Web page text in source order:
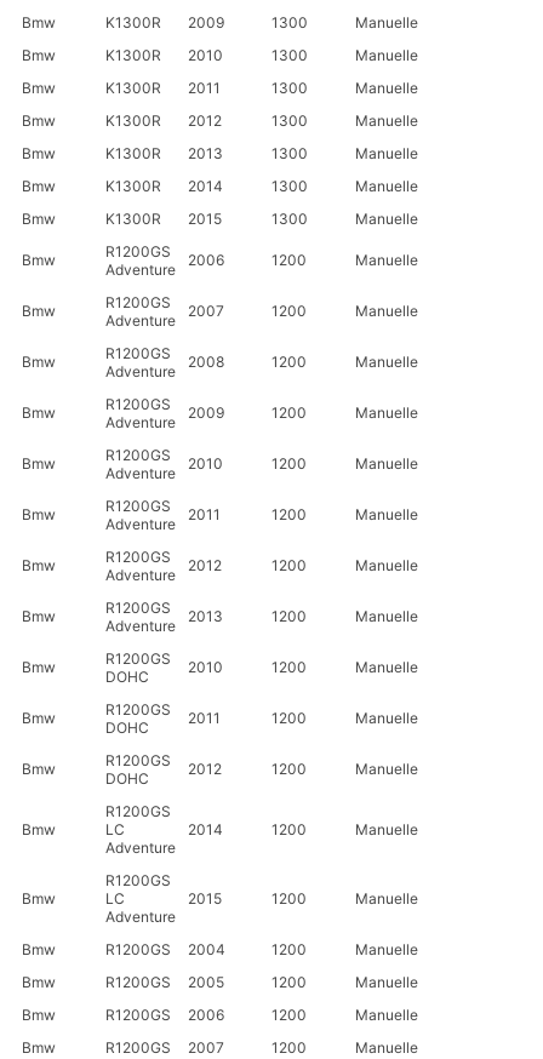
Bmw K1300R 2009 1300
Manuelle
Bmw
K1300R 2010 1300
Manuelle
Bmw
K1300R 2011 1300
Manuelle
Bmw
K1300R 2012 1300
Manuelle
Bmw
K1300R 2013 1300
Manuelle
Bmw
K1300R 2014 1300
Manuelle
Bmw
K1300R 2015 1300 Manuelle
Bmw
R1200GS
Adventure
2006 1200 Manuelle
Bmw
R1200GS
Adventure
2007 1200 Manuelle
Bmw
R1200GS
Adventure
2008 1200 Manuelle
Bmw
R1200GS
Adventure
2009 1200 Manuelle
Bmw
R1200GS
Adventure
2010 1200 Manuelle
Bmw
R1200GS
Adventure
2011 1200 Manuelle
Bmw
R1200GS
Adventure
2012 1200 Manuelle
Bmw
R1200GS
Adventure
2013 1200 Manuelle
Bmw
R1200GS
DOHC
2010 1200 Manuelle
Bmw
R1200GS
DOHC
2011 1200 Manuelle
Bmw
R1200GS
DOHC
2012 1200 Manuelle
Bmw
R1200GS
LC
Adventure
2014 1200 Manuelle
Bmw
R1200GS
LC
Adventure
2015 1200 Manuelle
Bmw R1200GS 2004 1200
Manuelle
Bmw
R1200GS 2005 1200
Manuelle
Bmw
R1200GS 2006 1200
Manuelle
Bmw
R1200GS 2007 1200
Manuelle